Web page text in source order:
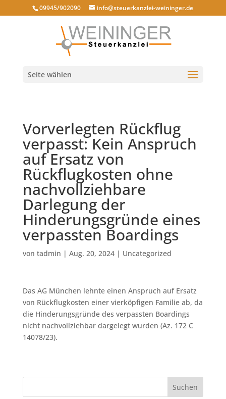
09945/902090 info@steuerkanzlei-weininger.de
Seite wählen
Vorverlegten Rückflug
verpasst: Kein Anspruch
auf Ersatz von
Rückflugkosten ohne
nachvollziehbare
Darlegung der
Hinderungsgründe eines
verpassten Boardings
von tadmin | Aug. 20, 2024| Uncategorized
Das AG München lehnte einen Anspruch auf Ersatz
von Rückflugkosten einer vierköpfigen Familie ab, da
die Hinderungsgründe des verpassten Boardings
nicht nachvollziehbar dargelegt wurden (Az. 172 C
14078/23).